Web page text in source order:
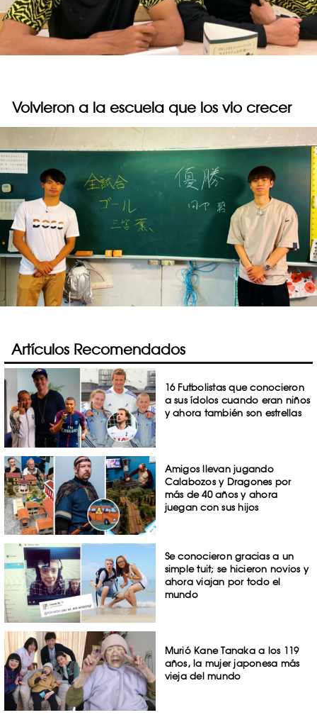
Volvieron a la escuela que los vio crecer
Artículos Recomendados
16 Futbolistas que conocieron
a sus ídolos cuando eran niños
y ahora también son estrellas
Amigos llevan jugando
Calabozos y Dragones por
más de 40 años y ahora
juegan con sus hijos
Se conocieron gracias a un
simple tuit; se hicieron novios y
ahora viajan por todo el
mundo
Murió Kane Tanaka a los 119
años, la mujer japonesa más
vieja del mundo